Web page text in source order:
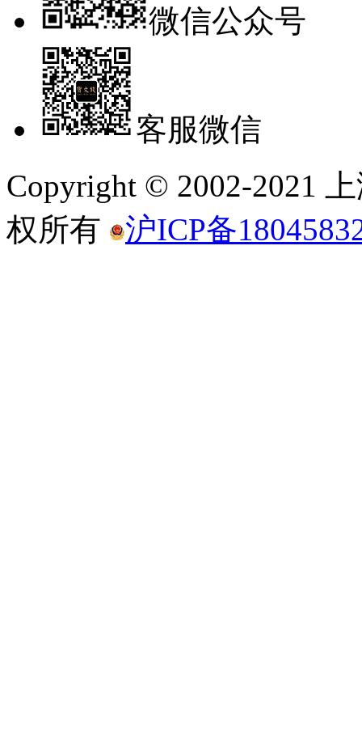
微信公众号
客服微信
Copyright © 2002-2021
权所有
沪ICP备